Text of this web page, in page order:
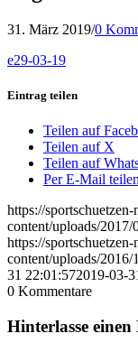
31. März 2019/0
e29-03-19
Eintrag teilen
Teilen auf
Teilen auf X
Teilen auf
Per E-Mail teilen
https://
content/uploads/2017/
https://
content/uploads/
31 22:01:572019-03-
0 Kommentare
Hinterlasse